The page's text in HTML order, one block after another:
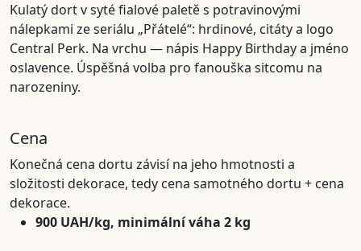
Kulatý dort v syté fialové paletě s potravinovými
nálepkami ze seriálu „Přátelé“: hrdinové, citáty a logo
Central Perk. Na vrchu — nápis Happy Birthday a jméno
oslavence. Úspěšná volba pro fanouška sitcomu na
narozeniny.
Cena
Konečná cena dortu závisí na jeho hmotnosti a
složitosti dekorace, tedy cena samotného dortu + cena
dekorace.
900 UAH/kg, minimální váha 2 kg